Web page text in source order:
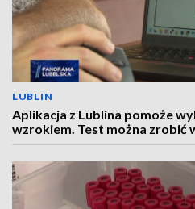
LUBLIN
Aplikacja z Lublina pomoże
wzrokiem. Test można zrobić